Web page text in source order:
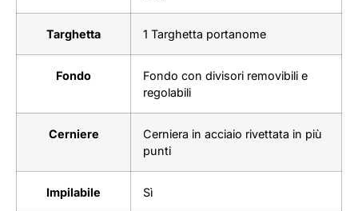
Targhetta 1 Targhetta portanome
Fondo
Fondo con divisori removibili e
regolabili
Cerniere
Cerniera in acciaio rivettata in più
punti
Impilabile Sì